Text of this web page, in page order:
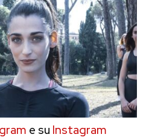
e su Instagram